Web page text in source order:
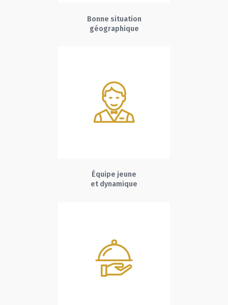
Bonne situation
géographique
Équipe jeune
et dynamique